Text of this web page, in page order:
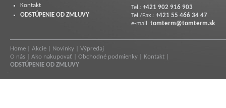
Kontakt
ODSTÚPENIE OD ZMLUVY
Tel.: +421 902 916 903
Tel./Fax.: +421 55 466 34 47
e-mail: tomterm@tomterm.sk
Home Akcie Novinky
Výpredaj
O nás
Ako nakupovať Obchodné podmienky Kontakt
ODSTÚPENIE OD ZMLUVY